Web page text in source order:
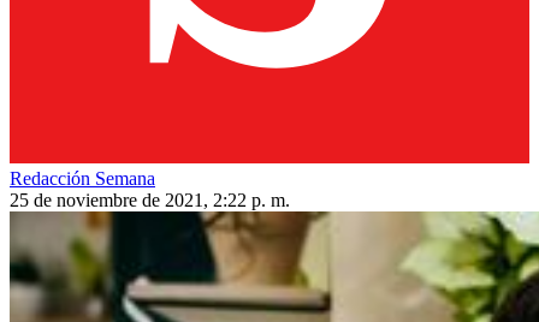
Redacción Semana
25 de noviembre de 2021, 2:22 p. m.